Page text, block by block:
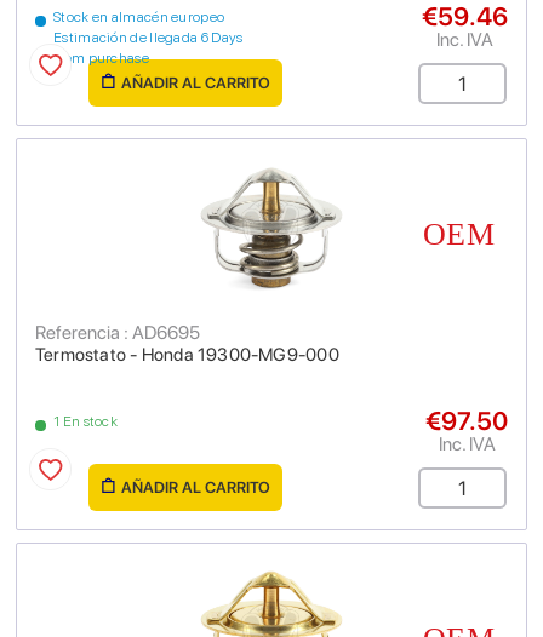
Stock en almacén europeo
Estimación de llegada 6 Days
from purchase
€59.46
Inc. IVA
AÑADIR AL CARRITO
Termostato - Honda 19300-MG9-000
Referencia : AD6695
1 En stock €97.50
Inc. IVA
AÑADIR AL CARRITO